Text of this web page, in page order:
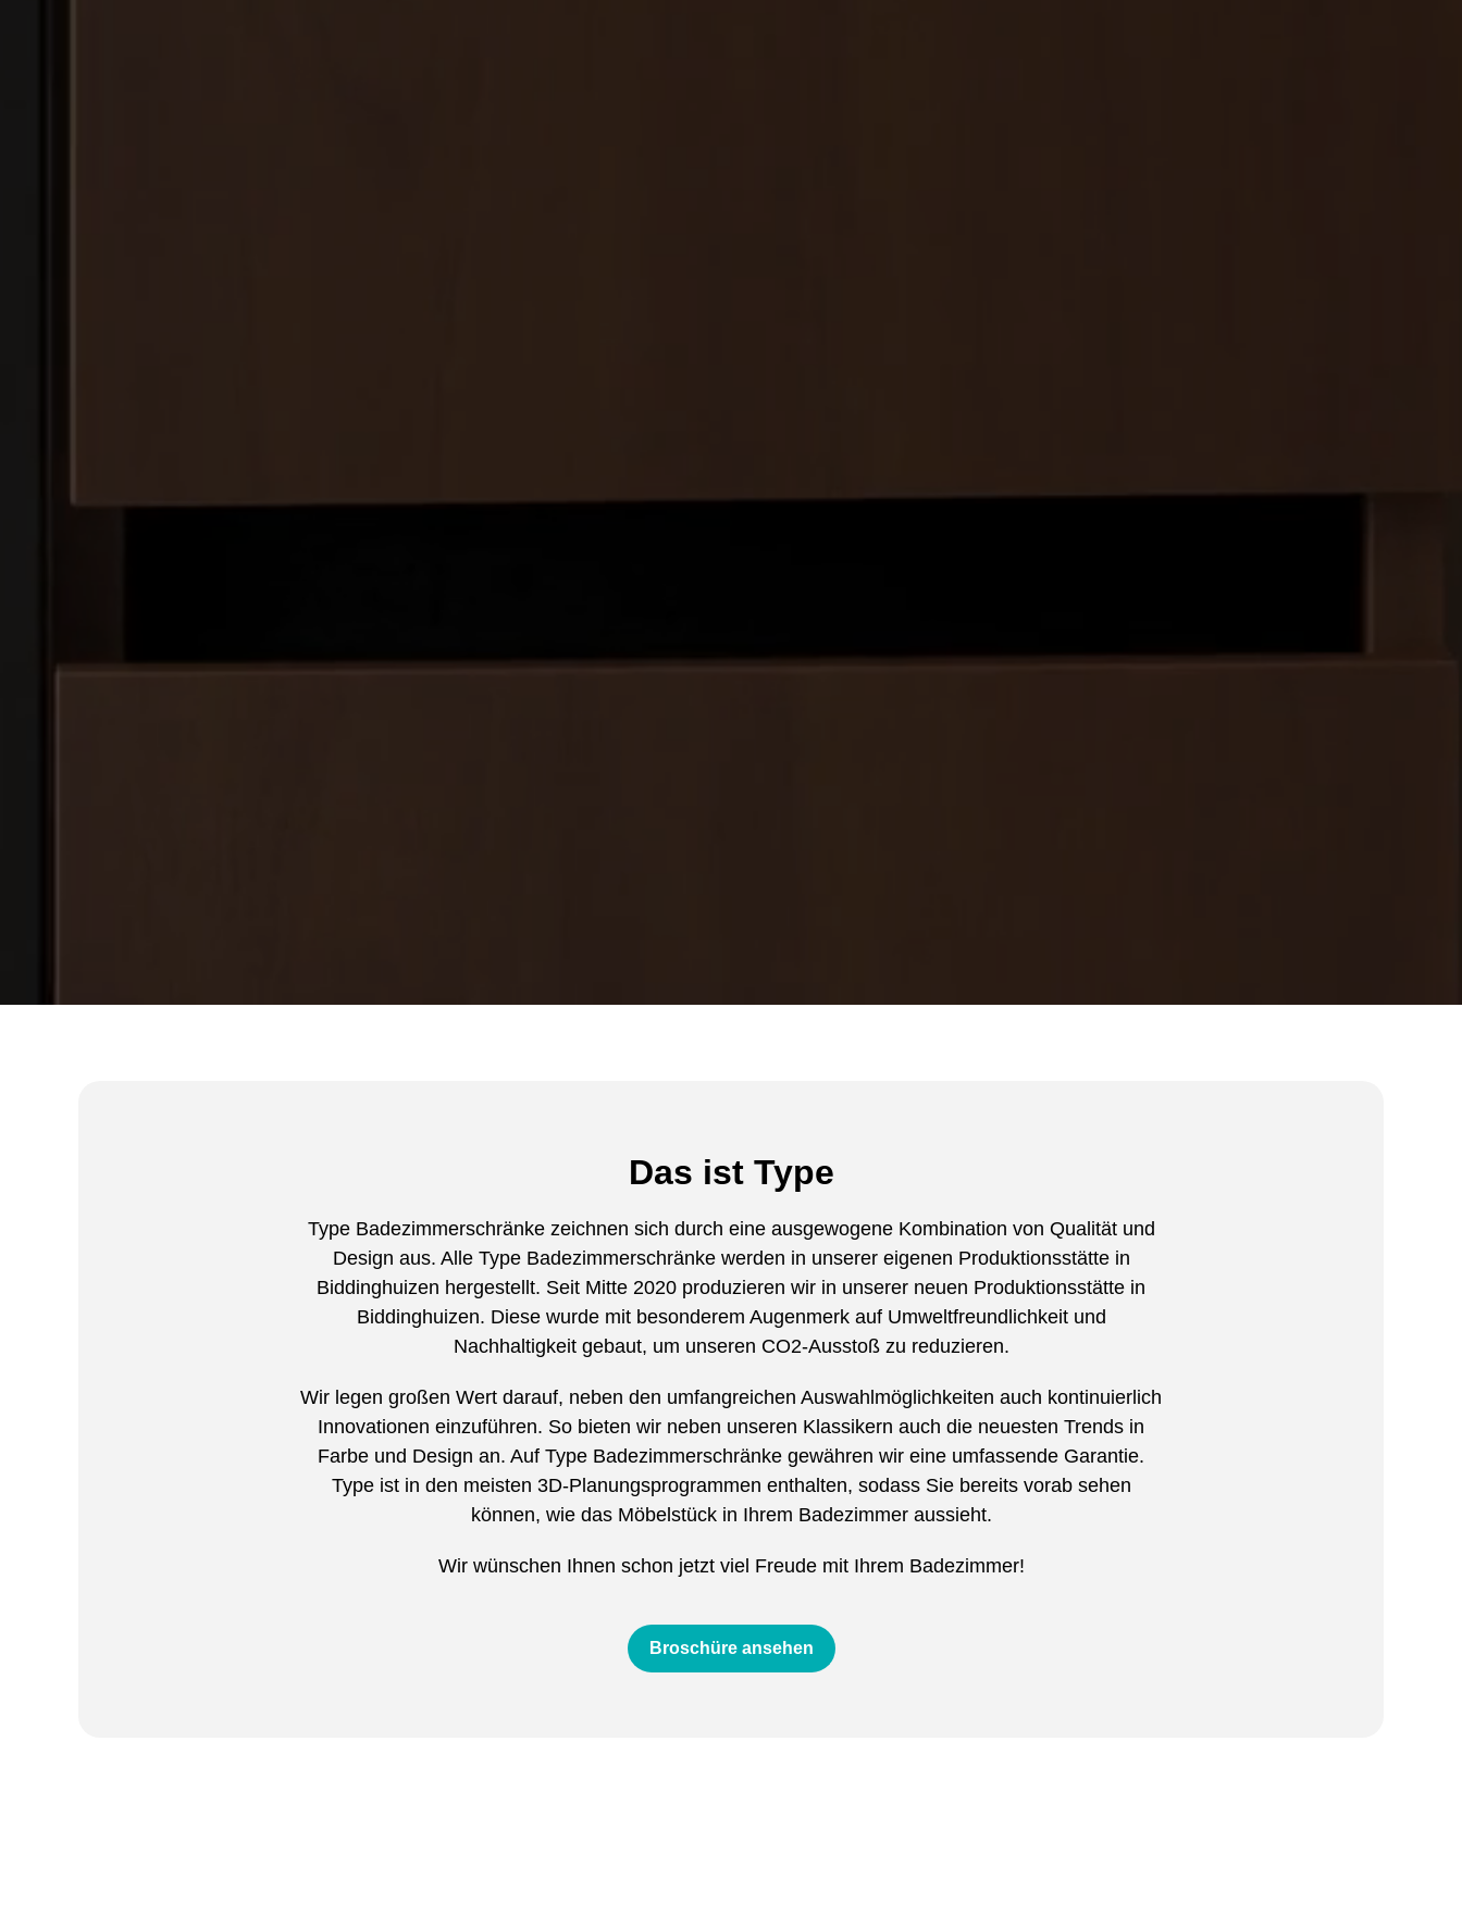
Das ist Type
Type Badezimmerschränke zeichnen sich durch eine ausgewogene Kombination von Qualität und
Design aus. Alle Type Badezimmerschränke werden in unserer eigenen Produktionsstätte in
Biddinghuizen hergestellt. Seit Mitte 2020 produzieren wir in unserer neuen Produktionsstätte in
Biddinghuizen. Diese wurde mit besonderem Augenmerk auf Umweltfreundlichkeit und
Nachhaltigkeit gebaut, um unseren CO2-Ausstoß zu reduzieren.
Wir legen großen Wert darauf, neben den umfangreichen Auswahlmöglichkeiten auch kontinuierlich
Innovationen einzuführen. So bieten wir neben unseren Klassikern auch die neuesten Trends in
Farbe und Design an. Auf Type Badezimmerschränke gewähren wir eine umfassende Garantie.
Type ist in den meisten 3D-Planungsprogrammen enthalten, sodass Sie bereits vorab sehen
können, wie das Möbelstück in Ihrem Badezimmer aussieht.
Wir wünschen Ihnen schon jetzt viel Freude mit Ihrem Badezimmer!
Broschüre ansehen